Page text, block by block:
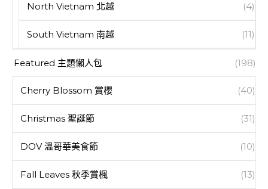
North Vietnam 北越 (4)
South Vietnam 南越 (11)
Featured 主題懶人包 (198)
Cherry Blossom 賞櫻 (40)
Christmas 聖誕節 (31)
DOV 溫哥華美食節 (10)
Fall Leaves 秋季賞楓 (13)